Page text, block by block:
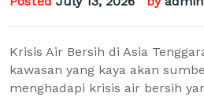
Krisis Air Bersih di Asia
kawasan yang kaya akan
menghadapi krisis air bersih